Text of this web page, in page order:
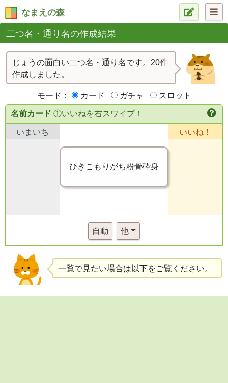
なまえの森
二つ名・通り名の作成結果
じょうの面白い二つ名・通り名です。20件
作成しました。
モード： カード ガチャ スロット
名前カード ①いいねを右スワイプ！
いまいち
ひきこもりがち粉骨砕身
いいね！
自動 他
一覧で見たい場合は以下をご覧ください。